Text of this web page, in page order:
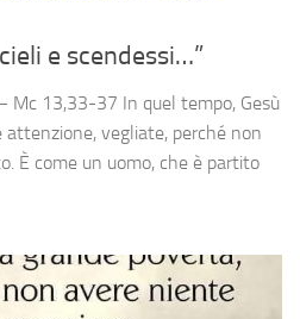
e scendessi…”
Mc 13,33-37 In quel tempo, Gesù
attenzione, vegliate, perché non
È come un uomo, che è partito